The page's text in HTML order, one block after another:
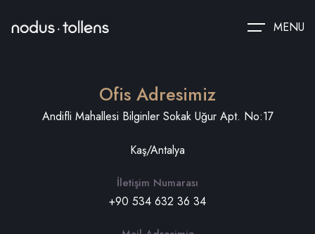
MENU
Ofis Adresimiz
Andifli Mahallesi Bilginler Sokak Uğur Apt. No:17
Kaş/Antalya
İletişim Numarası
+90 534 632 36 34